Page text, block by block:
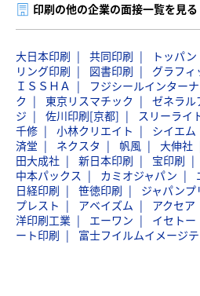
印刷の他の企業の面接一覧を見る
大日本印刷 共同印刷 トッパ
リング印刷
図書印刷 グラフィ
ＩＳＳＨＡ
フジシールインター
ク
東京リスマチック ゼネラル
ジ
佐川印刷[京都] スリーライ
千修
小林クリエイト シイエム
済堂
ネクスタ 帆風 大伸社
田大成社
新日本印刷 宝印刷
中本パックス
カミオジャパン
日経印刷
笹徳印刷 ジャパン
プレスト
アベイズム アクセア
洋印刷工業
エーワン イセトー
ート印刷
富士フイルムイメージ